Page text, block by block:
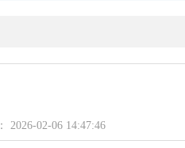
2026-02-06 14:47:46